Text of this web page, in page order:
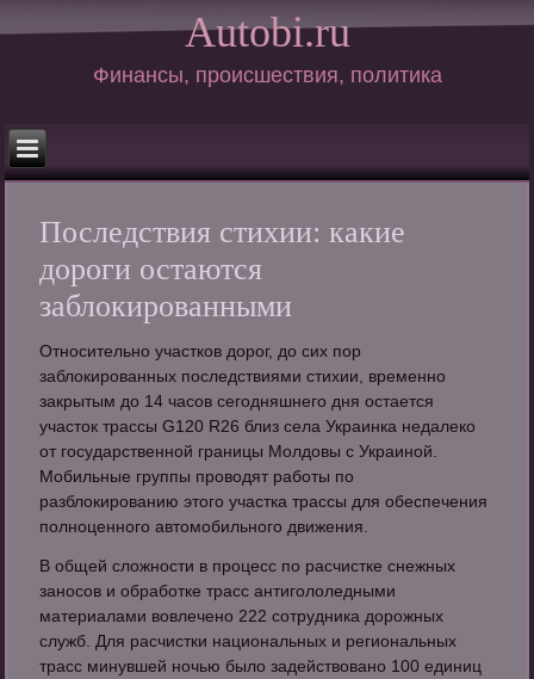
Autobi.ru
Финансы, происшествия, политика
Последствия стихии: какие
дороги остаются
заблокированными
Относительно участков дорог, до сих пор
заблокированных последствиями стихии, временно
закрытым до 14 часов сегодняшнего дня остается
участок трассы G120 R26 близ села Украинка недалеко
от государственной границы Молдовы с Украиной.
Мобильные группы проводят работы по
разблокированию этого участка трассы для обеспечения
полноценного автомобильного движения.
В общей сложности в процесс по расчистке снежных
заносов и обработке трасс антигололедными
материалами вовлечено 222 сотрудника дорожных
служб. Для расчистки национальных и региональных
трасс минувшей ночью было задействовано 100 единиц